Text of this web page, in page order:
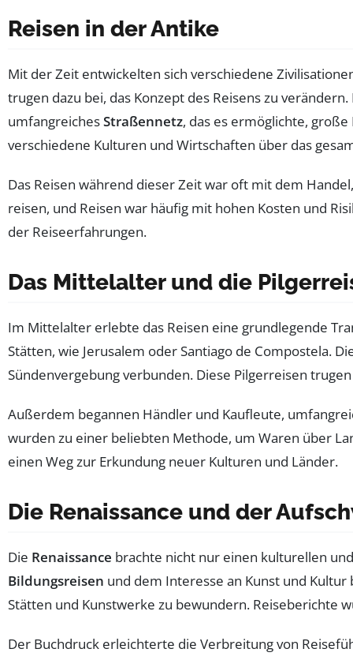
Reisen in der Antike
Mit der Zeit entwickelten sich verschiedene
trugen dazu bei, das Konzept des Reisens zu
umfangreichesStraßennetz, das es ermöglichte,
verschiedene Kulturen und Wirtschaften über das
Das Reisen während dieser Zeit war oft mit dem
reisen, und Reisen war häufig mit hohen Kosten und
der Reiseerfahrungen.
Das Mittelalter und die
Im Mittelalter erlebte das Reisen eine grundlegende
Stätten, wie Jerusalem oder Santiago de Compostela.
Sündenvergebung verbunden. Diese Pilgerreisen
Außerdem begannen Händler und Kaufleute,
wurden zu einer beliebten Methode, um Waren über
einen Weg zur Erkundung neuer Kulturen und Länder.
Die Renaissance und der
Die Renaissance brachte nicht nur einen kulturellen
Bildungsreisen und dem Interesse an Kunst und
Stätten und Kunstwerke zu bewundern. Reiseberichte
Der Buchdruck erleichterte die Verbreitung von